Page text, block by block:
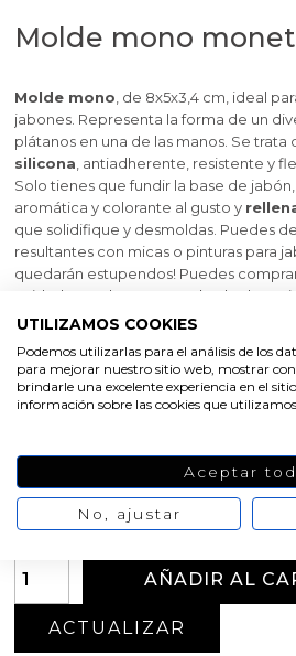
Molde mono
Molde mono , de 8x5x3,4 cm, ideal
jabones. Representa la forma de un
plátanos en una de las manos. Se trata
silicona , antiadherente, resistente y
Solo tienes que fundir la base de
aromática y colorante al gusto y
que solidifique y desmoldas. Puedes
resultantes con micas o pinturas para
quedarán estupendos! Puedes
unidades sueltas o en packs de dos
Medidas aprox: 8 x 5 x 3,4 cm
Cantidad
19,36 €
15,49 €
AÑADIR AL
UTILIZAMOS COOKIES
Podemos utilizarlas para el análisis de los
para mejorar nuestro sitio web, mostrar
brindarle una excelente experiencia en el
información sobre las cookies que
Aceptar
No, ajustar